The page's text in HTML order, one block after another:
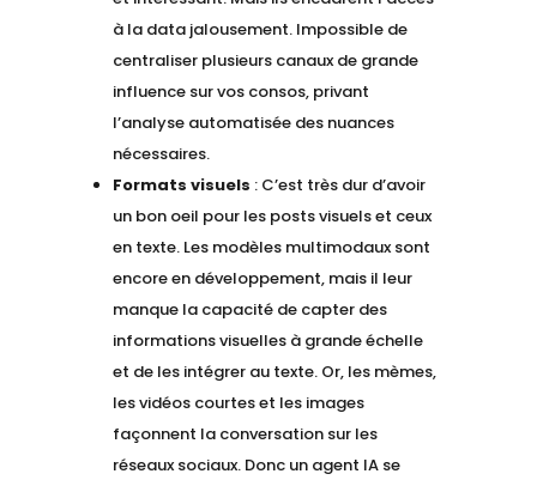
à la data jalousement. Impossible de
centraliser plusieurs canaux de grande
influence sur vos consos, privant
l’analyse automatisée des nuances
nécessaires.
Formats visuels : C’est très dur d’avoir
un bon oeil pour les posts visuels et ceux
en texte. Les modèles multimodaux sont
encore en développement, mais il leur
manque la capacité de capter des
informations visuelles à grande échelle
et de les intégrer au texte. Or, les mèmes,
les vidéos courtes et les images
façonnent la conversation sur les
réseaux sociaux. Donc un agent IA se